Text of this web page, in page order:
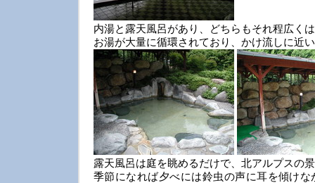
内湯と露天風呂があり、どちらもそれ程広く
お湯が大量に循環されており、かけ流しに近
露天風呂は庭を眺めるだけで、北アルプスの
季節になれば夕べには鈴虫の声に耳を傾け